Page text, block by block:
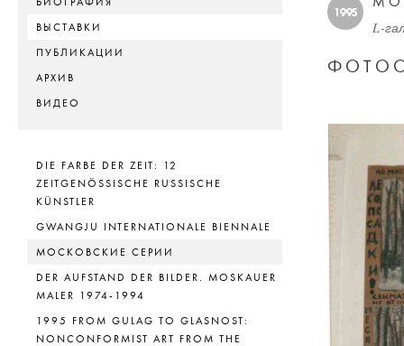
ВЫСТАВКИ
ПУБЛИКАЦИИ
АРХИВ
ВИДЕО
DIE FARBE DER ZEIT: 12
ZEITGENÖSSISCHE RUSSISCHE
KÜNSTLER
GWANGJU INTERNATIONALE BIENNALE
МОСКОВСКИЕ СЕРИИ
DER AUFSTAND DER BILDER. MOSKAUER
MALER 1974-1994
1995 FROM GULAG TO GLASNOST:
NONCONFORMIST ART FROM THE
1995
L-